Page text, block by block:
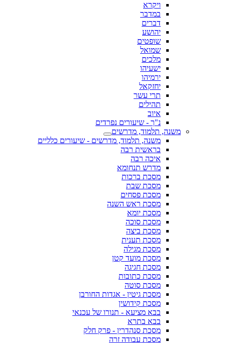
ויקרא
במדבר
דברים
יהושע
שופטים
שמואל
מלכים
ישעיהו
ירמיהו
יחזקאל
תרי עשר
תהילים
איוב
נ"ך - שיעורים נפרדים
משנה, תלמוד, מדרשים
משנה, תלמוד, מדרשים - שיעורים כלליים
בראשית רבה
איכה רבה
מדרש תנחומא
מסכת ברכות
מסכת שבת
מסכת פסחים
מסכת ראש השנה
מסכת יומא
מסכת סוכה
מסכת ביצה
מסכת תענית
מסכת מגילה
מסכת מועד קטן
מסכת חגיגה
מסכת כתובות
מסכת סוטה
מסכת גיטין - אגדות החורבן
מסכת קידושין
בבא מציעא - תנורו של עכנאי
בבא בתרא
מסכת סנהדרין - פרק חלק
מסכת עבודה זרה